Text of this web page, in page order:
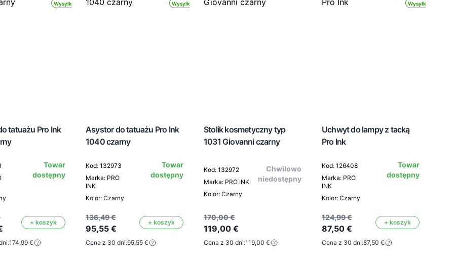
Wysyłka 24h
tatuażu Pro Ink
Towar
dostępny
+ koszyk
174,99 €
Wysyłka 24h
Asystor do tatuażu Pro Ink
1040 czarny
Kod: 132973
Marka: PRO
INK
Kolor: Czarny
Towar
dostępny
136,49 €
95,55 €
+ koszyk
Cena z 30 dni:95,55 €
Stolik kosmetyczny typ
1031 Giovanni czarny
Kod: 132972
Marka: PRO INK
Kolor: Czarny
Chwilowo
niedostępny
170,00 €
119,00 €
Cena z 30 dni:119,00 €
Wysyłka 24h
Uchwyt do lampy z tacką
Pro Ink
Kod: 126408
Marka: PRO
INK
Kolor: Czarny
Towar
dostępny
124,99 €
87,50 €
+ koszyk
Cena z 30 dni:87,50 €